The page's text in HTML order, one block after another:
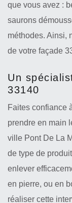
que vous avez :
saurons
méthodes. Ainsi,
de votre façade
Un
33140
Faites confiance
prendre en main
ville Pont De La
de type de
enlever
en pierre, ou en
réaliser cette